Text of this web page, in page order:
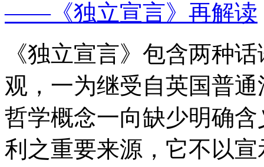
——《独立宣言》再解读
《独立宣言》包含两种
观，一为继受自英国普
哲学概念一向缺少明确
利之重要来源，它不以